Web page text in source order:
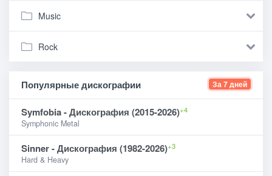
Music
Rock
Популярные дискографии За 7 дней
Symfobia - Дискография (2015-2026)+4
Symphonic Metal
Sinner - Дискография (1982-2026)+3
Hard & Heavy